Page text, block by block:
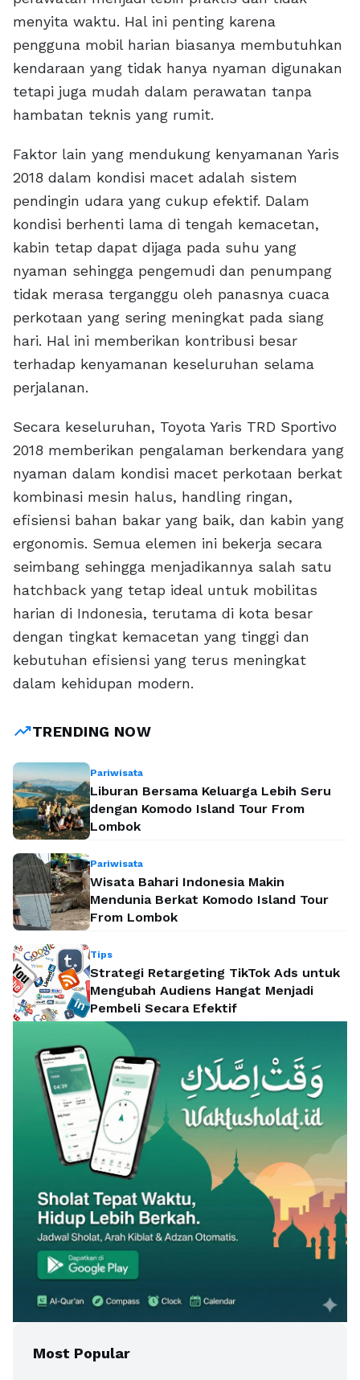
menyita waktu. Hal ini penting karena
pengguna mobil harian biasanya membutuhkan
kendaraan yang tidak hanya nyaman digunakan
tetapi juga mudah dalam perawatan tanpa
hambatan teknis yang rumit.
Faktor lain yang mendukung kenyamanan Yaris
2018 dalam kondisi macet adalah sistem
pendingin udara yang cukup efektif. Dalam
kondisi berhenti lama di tengah kemacetan,
kabin tetap dapat dijaga pada suhu yang
nyaman sehingga pengemudi dan penumpang
tidak merasa terganggu oleh panasnya cuaca
perkotaan yang sering meningkat pada siang
hari. Hal ini memberikan kontribusi besar
terhadap kenyamanan keseluruhan selama
perjalanan.
Secara keseluruhan, Toyota Yaris TRD Sportivo
2018 memberikan pengalaman berkendara yang
nyaman dalam kondisi macet perkotaan berkat
kombinasi mesin halus, handling ringan,
efisiensi bahan bakar yang baik, dan kabin yang
ergonomis. Semua elemen ini bekerja secara
seimbang sehingga menjadikannya salah satu
hatchback yang tetap ideal untuk mobilitas
harian di Indonesia, terutama di kota besar
dengan tingkat kemacetan yang tinggi dan
kebutuhan efisiensi yang terus meningkat
dalam kehidupan modern.
trending_upTRENDING NOW
Pariwisata
Liburan Bersama Keluarga Lebih Seru
dengan Komodo Island Tour From
Lombok
Pariwisata
Wisata Bahari Indonesia Makin
Mendunia Berkat Komodo Island Tour
From Lombok
Tips
Strategi Retargeting TikTok Ads untuk
Mengubah Audiens Hangat Menjadi
Pembeli Secara Efektif
Most Popular